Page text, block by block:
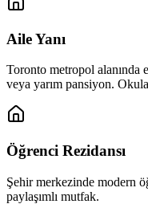
Aile Yanı
Toronto metropol alanında
veya yarım pansiyon.
Öğrenci Rezidansı
Şehir merkezinde modern
paylaşımlı mutfak.